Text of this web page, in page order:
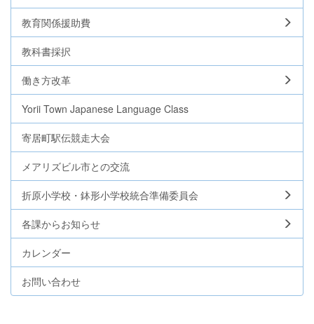
教育関係援助費
教科書採択
働き方改革
Yorii Town Japanese Language Class
寄居町駅伝競走大会
メアリズビル市との交流
折原小学校・鉢形小学校統合準備委員会
各課からお知らせ
カレンダー
お問い合わせ